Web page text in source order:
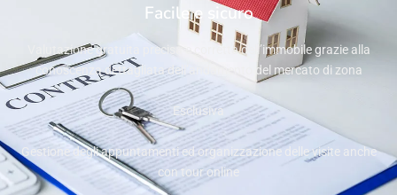
Facile e sicuro
Valutazione gratuita precisa e corretta dell’immobile grazie alla
conoscenza dettagliata dell’andamento del mercato di zona
Esclusiva
Gestione degli appuntamenti ed organizzazione delle visite anche
con tour online